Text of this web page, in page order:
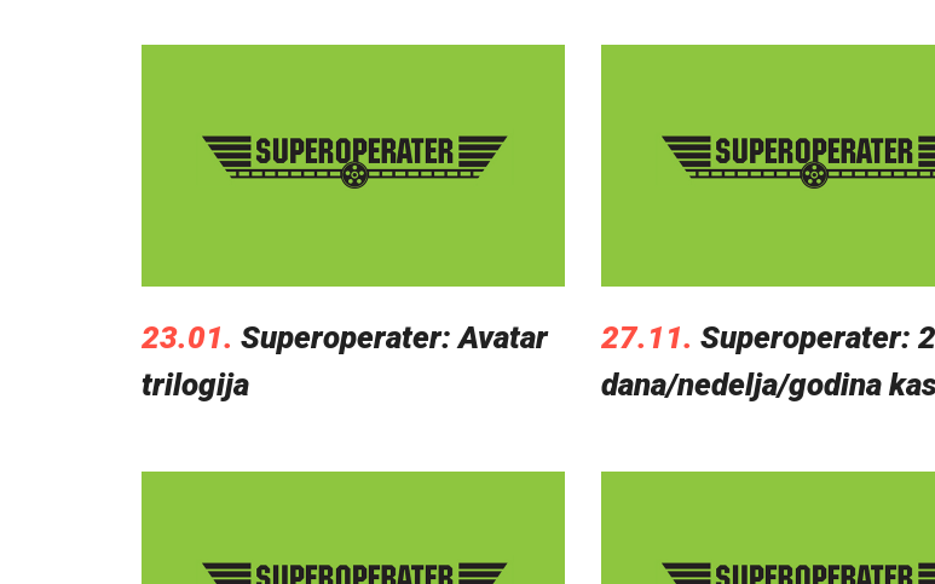
23.01. Superoperater: Avatar
trilogija
27.11. Superoperater:
dana/nedelja/godina